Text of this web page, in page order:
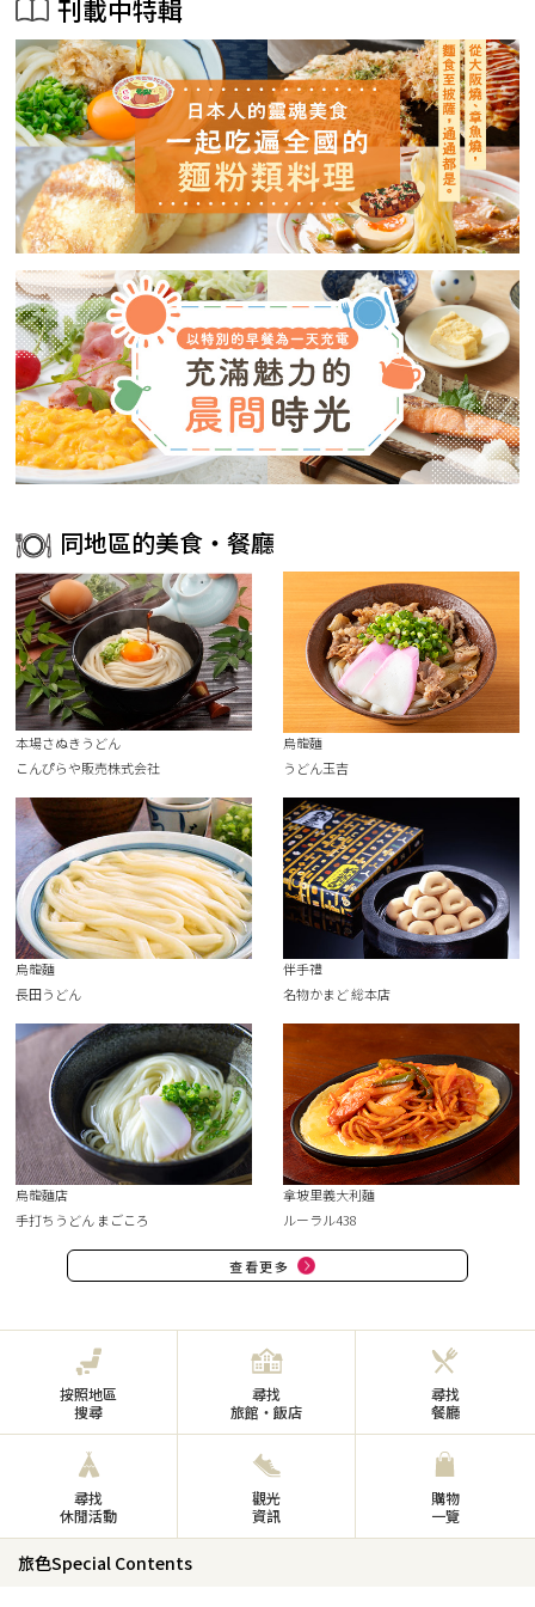
刊載中特輯
同地區的美食・餐廳
本場さぬきうどん
こんぴらや販売株式会社
烏龍麵
うどん玉吉
烏龍麵
長田うどん
伴手禮
名物かまど 総本店
烏龍麵店
手打ちうどん まごころ
拿坡里義大利麵
ルーラル438
查看更多
按照地區
搜尋
尋找
旅館・飯店
尋找
餐廳
尋找
休閒活動
觀光
資訊
購物
一覽
旅色Special Contents